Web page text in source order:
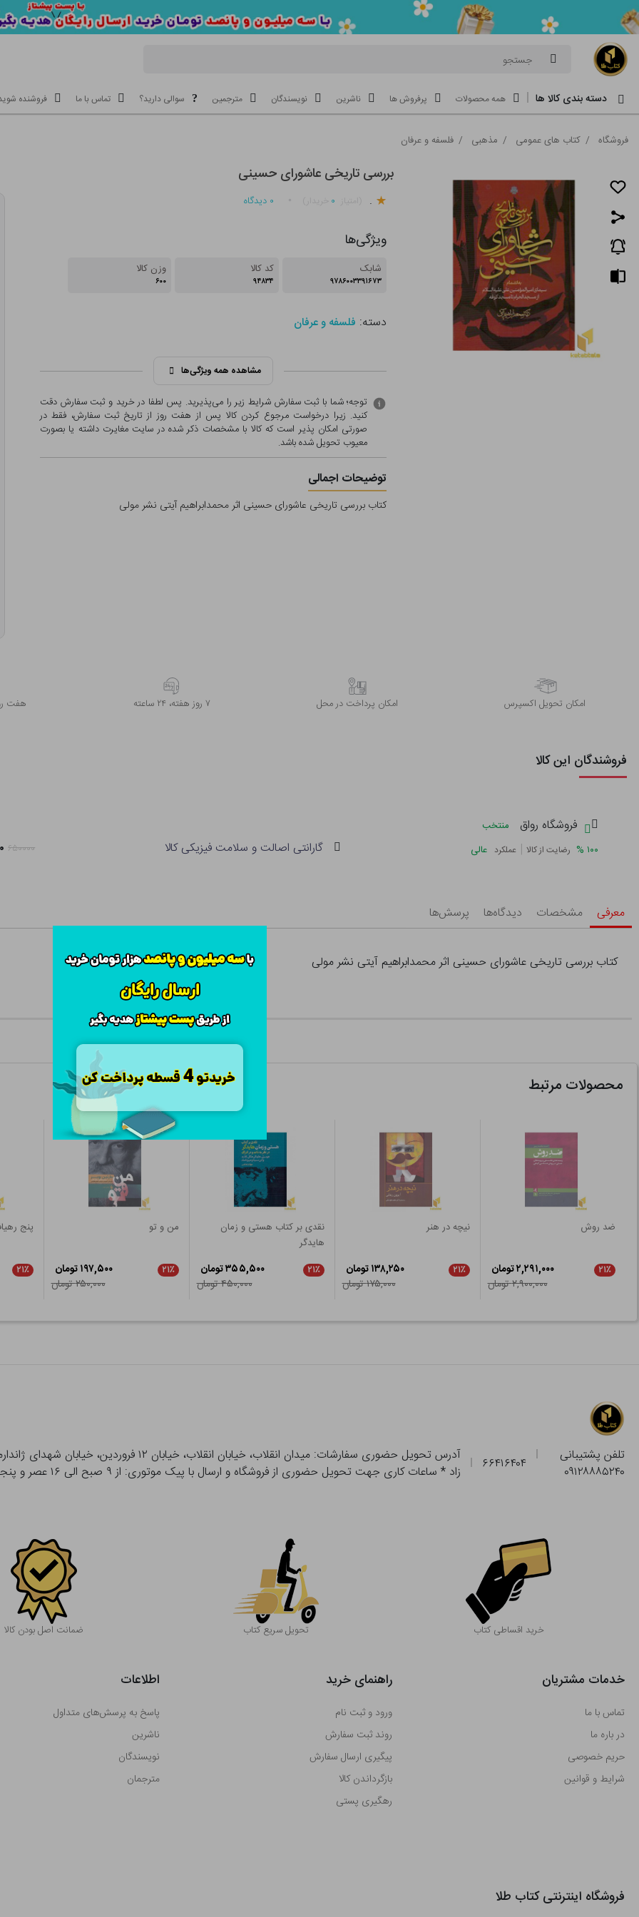
جستجو
دسته بندی کالا ها همه محصولات پرفروش ها ناشرین نویسندگان مترجمین سوالی دارید؟ تماس با ما فروشنده
فروشگاه / کتاب های عمومی / مذهبی / فلسفه و عرفان
بررسی تاریخی عاشورای حسینی
. ۰ ۰ دیدگاه
ویژگی‌ها
شابک
۹۷۸۶۰۰۳۳۹۱۶۷۳
کد کالا
۹۴۸۳۴
وزن کالا
۶۰۰
دسته: فلسفه و عرفان
مشاهده همه ویژگی‌ها
توجه؛ شما با ثبت سفارش شرایط زیر را می‌پذیرید. پس لطفا در خرید و ثبت سفارش دقت
کنید. زیرا درخواست مرجوع کردن کالا پس از هفت روز از تاریخ ثبت سفارش، فقط در
صورتی امکان پذیر است که کالا با مشخصات ذکر شده در سایت مغایرت داشته یا بصورت
معيوب تحویل شده باشد.
توضیحات اجمالی
کتاب بررسی تاریخی عاشورای حسینی اثر محمدابراهیم آیتی نشر مولی
اﻣﮑﺎن ﺗﺤﻮﯾﻞ اﮐﺴﭙﺮس امکان پرداخت در محل ۷ روز ﻫﻔﺘﻪ، ۲۴ ﺳﺎﻋﺘﻪ هفت
فروشندگان این کالا
فروشگاه رواق
منتخب
۱۰۰ % رضایت از کالا | عملکرد عالی گارانتی اصالت و سلامت فیزیکی کالا ۶۵۰۰۰۰
معرفی مشخصات دیدگاه‌ها پرسش‌ها
کتاب بررسی تاریخی عاشورای حسینی اثر محمدابراهیم آیتی نشر مولی
محصولات مرتبط
ضد روش
۲۱٪
۲,۲۹۱,۰۰۰ تومان
۲,۹۰۰,۰۰۰ تومان
نیچه در هنر
۲۱٪
۱۳۸,۲۵۰ تومان
۱۷۵,۰۰۰ تومان
نقدی بر کتاب هستی و زمان
هایدگر
۲۱٪
۳۵۵,۵۰۰ تومان
۴۵۰,۰۰۰ تومان
من و تو
۲۱٪
۱۹۷,۵۰۰ تومان
۲۵۰,۰۰۰ تومان
پنج
۲۱٪
تلفن پشتیبانی
۰۹۱۲۸۸۸۵۲۴۰
۶۶۴۱۶۴۰۴
زاد * ساعات کاری جهت تحویل حضوری از فروشگاه و ارسال با پیک موتوری: از ۹ صبح الی ۱۶ عصر و پنجشنبه ها تا ۱۲
خرید اقساطی کتاب تحویل سریع کتاب
بصورت حضوری از آدرس تحویل حضوری سفارش خود را بدون هیچ هزینه ای تحویل بگیرید.
ضمانت اصل بودن کالا
خدمات مشتریان
تماس با ما
در باره ما
حریم خصوصی
شرایط و قوانین
راهنمای خرید
ورود و ثبت نام
روند ثبت سفارش
پیگیری ارسال سفارش
بازگرداندن کالا
رهگیری پستی
اطلاعات
پاسخ به پرسش‌های متداول
ناشرین
نویسندگان
مترجمان
فروشگاه اینترنتی کتاب طلا